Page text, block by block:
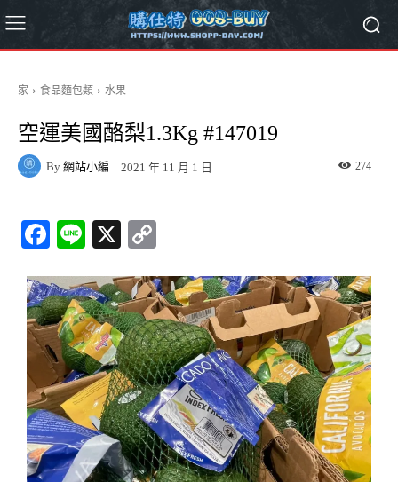
家 食品麵包類 水果
空運美國酪梨1.3Kg #147019
By 網站小編 2021 年 11 月 1 日 274
Fa
bo
ok
Li
X
y
Li
nk